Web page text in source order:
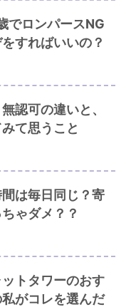
でロンパースNG
すればいいの？
認可の違いと、
て思うこと
は毎日同じ？寄
ゃダメ？？
ットタワーのおす
がコレを選んだ